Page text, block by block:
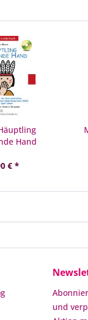
Hand
€ *
und